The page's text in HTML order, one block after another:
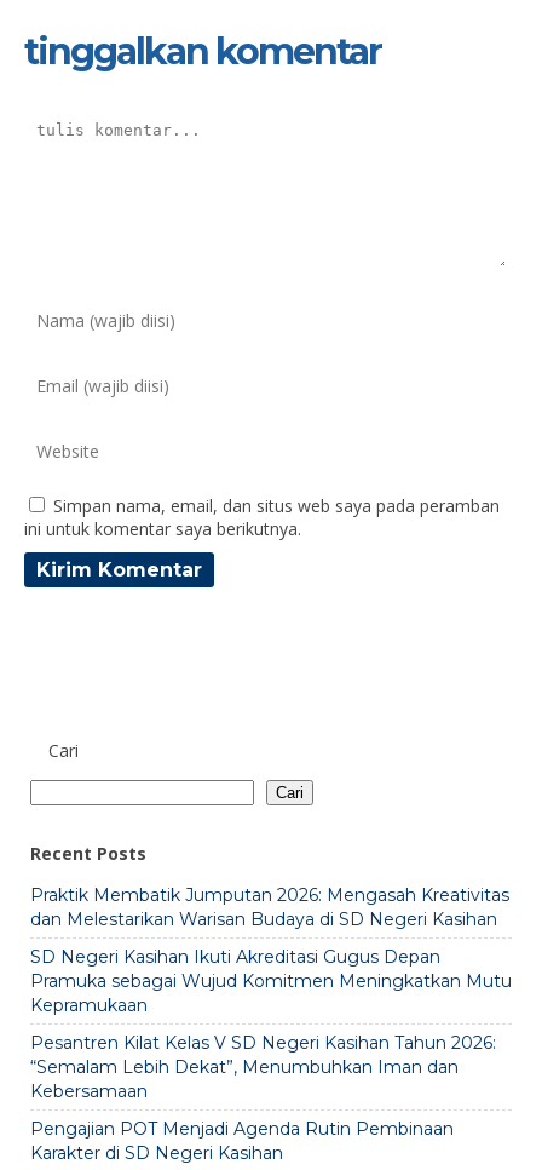
tinggalkan komentar
Simpan nama, email, dan situs web saya pada peramban
ini untuk komentar saya berikutnya.
Cari
Cari
Recent Posts
Praktik Membatik Jumputan 2026: Mengasah Kreativitas
dan Melestarikan Warisan Budaya di SD Negeri Kasihan
SD Negeri Kasihan Ikuti Akreditasi Gugus Depan
Pramuka sebagai Wujud Komitmen Meningkatkan Mutu
Kepramukaan
Pesantren Kilat Kelas V SD Negeri Kasihan Tahun 2026:
“Semalam Lebih Dekat”, Menumbuhkan Iman dan
Kebersamaan
Pengajian POT Menjadi Agenda Rutin Pembinaan
Karakter di SD Negeri Kasihan